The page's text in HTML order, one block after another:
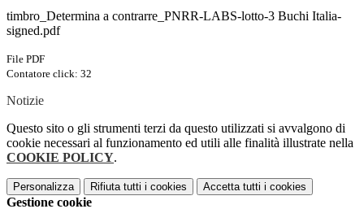
timbro_Determina a contrarre_PNRR-LABS-lotto-3 Buchi Italia-
signed.pdf
File PDF
Contatore click: 32
Notizie
Questo sito o gli strumenti terzi da questo utilizzati si avvalgono di
cookie necessari al funzionamento ed utili alle finalità illustrate nella
COOKIE POLICY.
Personalizza Rifiuta tutti i cookies Accetta tutti i cookies
Gestione cookie